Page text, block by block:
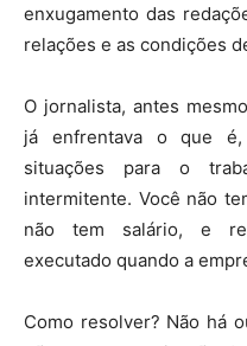
enxugamento das
relações e as condições
O jornalista, antes
já enfrentava o que
situações para o
intermitente. Você não
não tem salário, e
executado quando a
Como resolver? Não há